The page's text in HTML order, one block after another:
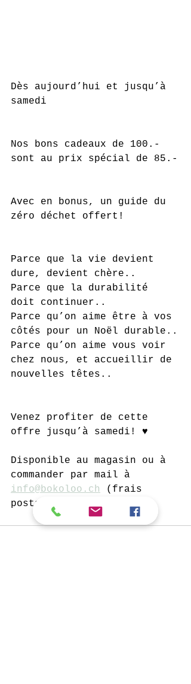
Dès aujourd’hui et jusqu’à
samedi
Nos bons cadeaux de 100.-
sont au prix spécial de 85.-
Avec en bonus, un guide du
zéro déchet offert!
Parce que la vie devient
dure, devient chère..
Parce que la durabilité
doit continuer..
Parce qu’on aime être à vos
côtés pour un Noël durable..
Parce qu’on aime vous voir
chez nous, et accueillir de
nouvelles têtes..
Venez profiter de cette
offre jusqu’à samedi! ♥️
Disponible au magasin ou à
commander par mail à
info@bokoloo.ch
(frais
postaux à ajouter.